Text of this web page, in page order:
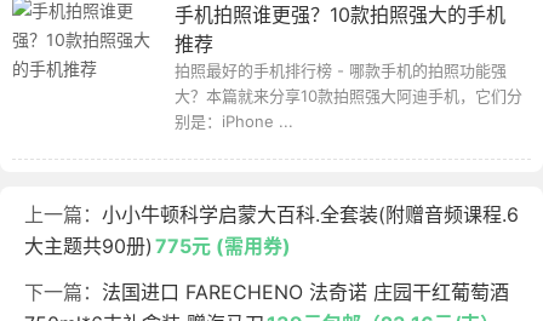
手机拍照谁更强？10款拍照强大的手机
推荐
拍照最好的手机排行榜 - 哪款手机的拍照功能强
大？本篇就来分享10款拍照强大阿迪手机，它们分
别是：iPhone ...
上一篇： 小小牛顿科学启蒙大百科.全套装(附赠音频课程.6
大主题共90册) 775元 (需用券)
下一篇： 法国进口 FARECHENO 法奇诺 庄园干红葡萄酒